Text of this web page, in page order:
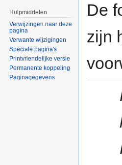
De
zijn
Hulpmiddelen
Verwijzingen naar deze
pagina
Verwante wijzigingen
Speciale pagina's
Printvriendelijke versie
Permanente koppeling
Paginagegevens